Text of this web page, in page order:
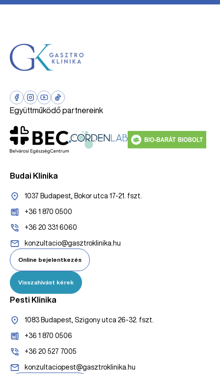
Együttműködő partnereink
Budai Klinika
1037 Budapest, Bokor utca 17-21. fszt.
+36 1 870 0500
+36 20 331 6060
konzultacio@gasztroklinika.hu
Online bejelentkezés
Visszahívást kérek
Pesti Klinika
1083 Budapest, Szigony utca 26-32. fszt.
+36 1 870 0506
+36 20 527 7005
konzultaciopest@gasztroklinika.hu